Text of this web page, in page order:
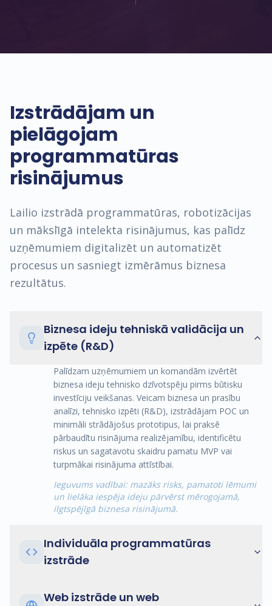
Izstrādājam un
pielāgojam
programmatūras
risinājumus
Lailio izstrādā programmatūras, robotizācijas
un mākslīgā intelekta risinājumus, kas palīdz
uzņēmumiem digitalizēt un automatizēt
procesus un sasniegt izmērāmus biznesa
rezultātus.
Biznesa ideju tehniskā validācija un
izpēte (R&D)
Palīdzam uzņēmumiem un komandām izvērtēt
biznesa ideju tehnisko dzīvotspēju pirms būtisku
investīciju veikšanas. Veicam biznesa un prasību
analīzi, tehnisko izpēti (R&D), izstrādājam POC un
minimāli strādājošus prototipus, lai praksē
pārbaudītu risinājuma realizējamību, identificētu
riskus un sagatavotu skaidru pamatu MVP vai
turpmākai risinājuma attīstībai.
Ieguvums vadībai: mazāks risks, pamatoti lēmumi
un lielāka iespēja ideju pārvērst mērogojamā,
ilgtspējīgā biznesa risinājumā.
Individuāla programmatūras
izstrāde
Web izstrāde un web